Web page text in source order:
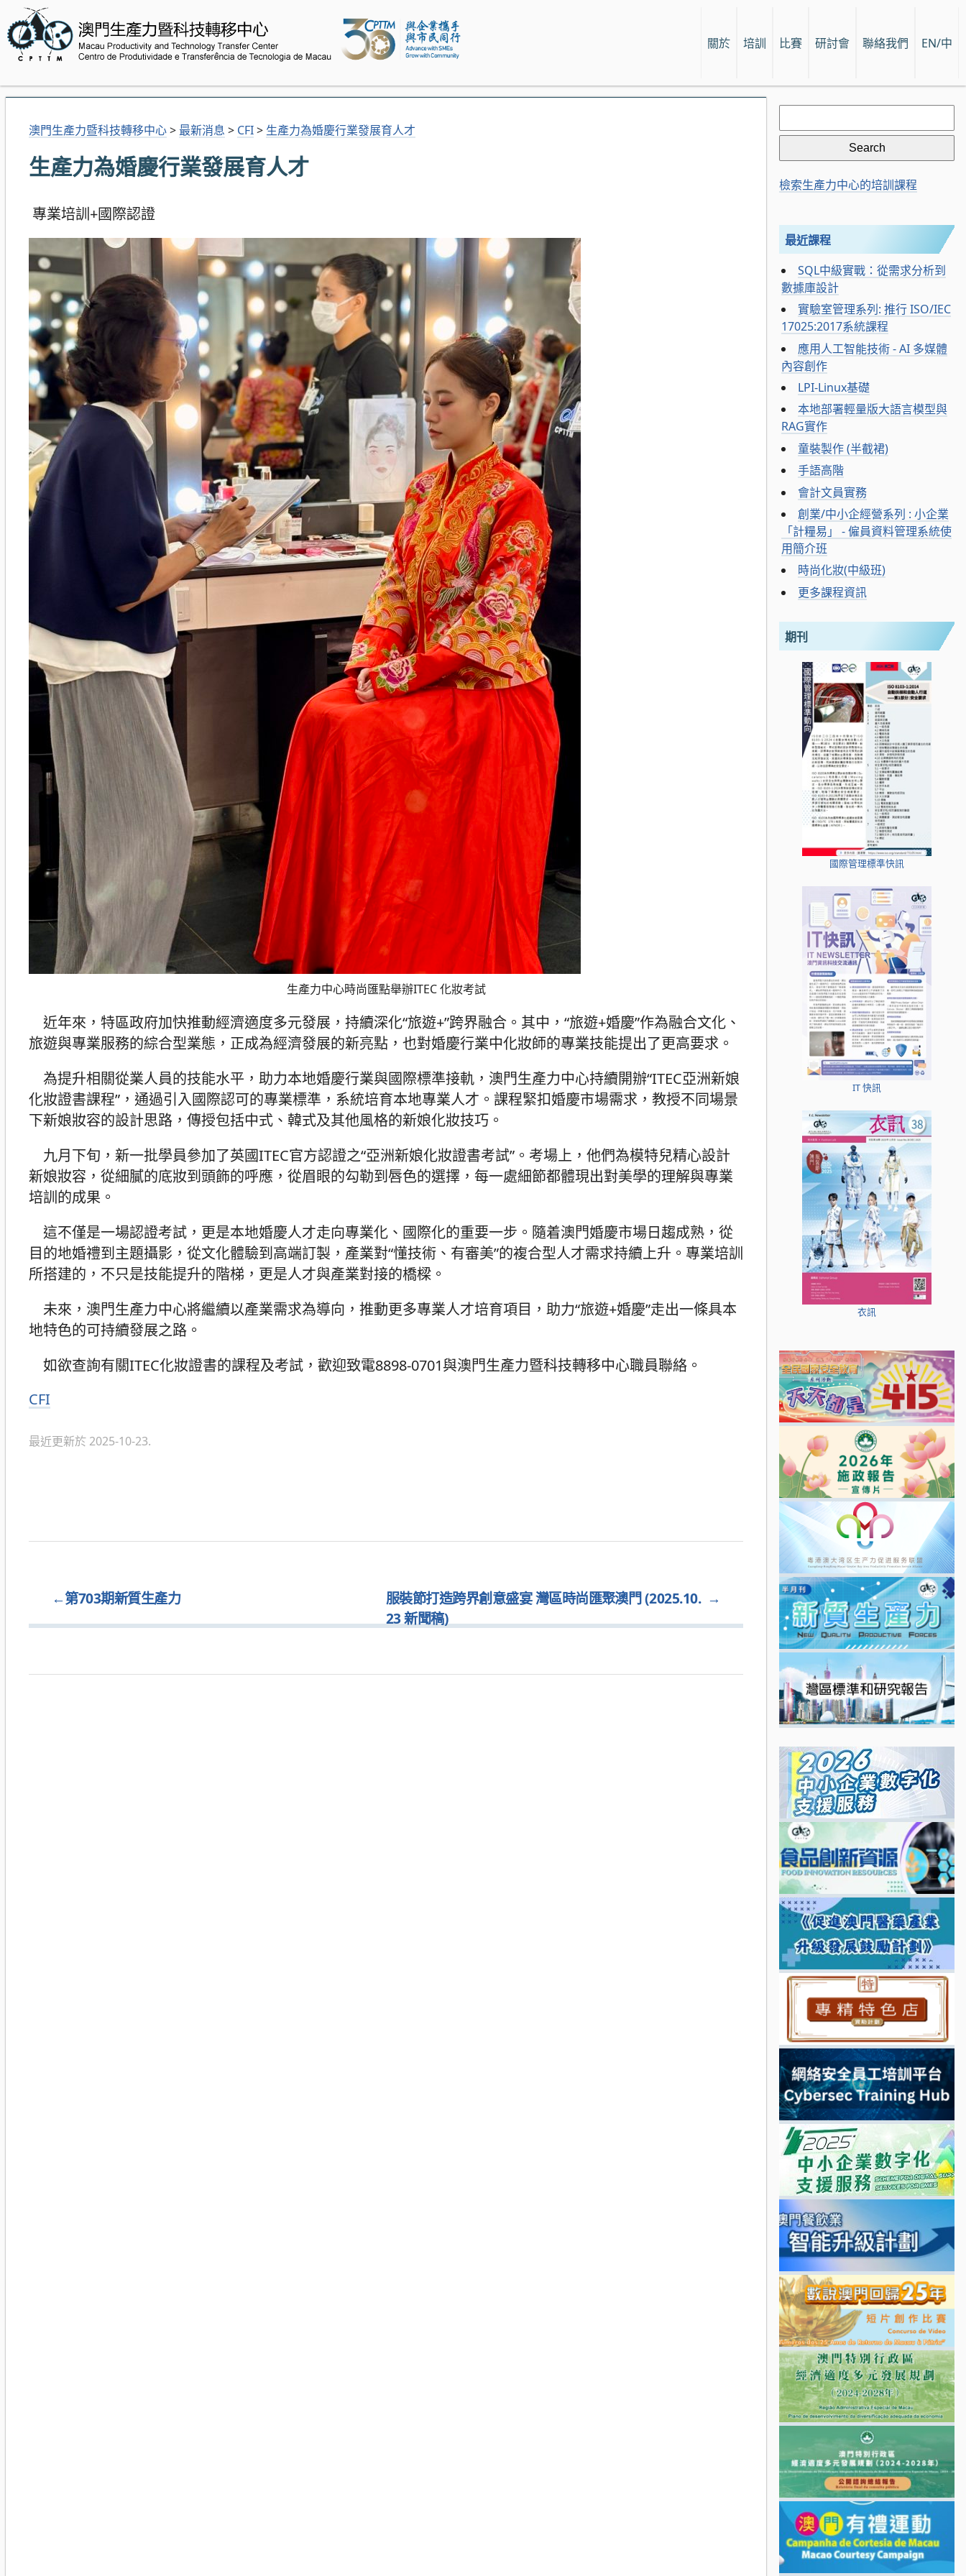
關於 培訓 比賽 研討會 聯絡我們 EN/中
澳門生產力暨科技轉移中心> 最新消息 > CFI> 生產力為婚慶行業發展育人才
生產力為婚慶行業發展育人才
專業培訓+國際認證
生產力中心時尚匯點舉辦ITEC 化妝考試
近年來，特區政府加快推動經濟適度多元發展，持續深化“旅遊+”跨界融合。其中，“旅遊+婚慶”作為融合文化、
旅遊與專業服務的綜合型業態，正成為經濟發展的新亮點，也對婚慶行業中化妝師的專業技能提出了更高要求。
為提升相關從業人員的技能水平，助力本地婚慶行業與國際標準接軌，澳門生產力中心持續開辦“ITEC亞洲新娘
化妝證書課程”，通過引入國際認可的專業標準，系統培育本地專業人才。課程緊扣婚慶市場需求，教授不同場景
下新娘妝容的設計思路，傳授包括中式、韓式及其他風格的新娘化妝技巧。
九月下旬，新一批學員參加了英國ITEC官方認證之“亞洲新娘化妝證書考試”。考場上，他們為模特兒精心設計
新娘妝容，從細膩的底妝到頭飾的呼應，從眉眼的勾勒到唇色的選擇，每一處細節都體現出對美學的理解與專業
培訓的成果。
這不僅是一場認證考試，更是本地婚慶人才走向專業化、國際化的重要一步。隨着澳門婚慶市場日趨成熟，從
目的地婚禮到主題攝影，從文化體驗到高端訂製，產業對“懂技術、有審美”的複合型人才需求持續上升。專業培訓
所搭建的，不只是技能提升的階梯，更是人才與產業對接的橋樑。
未來，澳門生產力中心將繼續以產業需求為導向，推動更多專業人才培育項目，助力“旅遊+婚慶”走出一條具本
地特色的可持續發展之路。
如欲查詢有關ITEC化妝證書的課程及考試，歡迎致電8898-0701與澳門生產力暨科技轉移中心職員聯絡。
分
CFI
最近更新於 2025-10-23.
←第703期新質生產力 →
服裝節打造跨界創意盛宴 灣區時尚匯聚澳門 (2025.10.
23 新聞稿)
Search
for:
檢索生產力中心的培訓課程
最近課程
SQL中級實戰：從需求分析到
數據庫設計
實驗室管理系列: 推行 ISO/IEC
17025:2017系統課程
應用人工智能技術 - AI 多媒體
內容創作
LPI-Linux基礎
本地部署輕量版大語言模型與
RAG實作
童裝製作 (半截裙)
手語高階
會計文員實務
創業/中小企經營系列 : 小企業
「計糧易」 - 僱員資料管理系統使
用簡介班
時尚化妝(中級班)
更多課程資訊
期刊
國際管理標準快訊
IT 快訊
衣訊